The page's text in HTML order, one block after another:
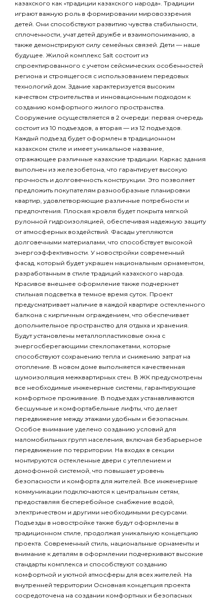
казахского как «традиции казахского народа». Традиции
играют важную роль в формировании мировоззрения
детей. Они способствуют развитию чувства стабильности,
сплоченности, учат детей дружбе и взаимопониманию, а
также демонстрируют силу семейных связей. Дети — наше
будущее. Жилой комплекс Salt состоит из
спроектированного с учетом сейсмических особенностей
региона и строящегося с использованием передовых
технологий дом. Здание характеризуется высоким
качеством строительства и инновационным подходом к
созданию комфортного жилого пространства.
Сооружение осуществляется в 2 очереди: первая очередь
состоит из 10 подъездов, а вторая — из 12 подъездов.
Каждый подъезд будет оформлен в традиционном
казахском стиле и имеет уникальное название,
отражающее различные казахские традиции. Каркас здания
выполнен из железобетона, что гарантирует высокую
прочность и долговечность конструкции. Это позволяет
предложить покупателям разнообразные планировки
квартир, удовлетворяющие различные потребности и
предпочтения. Плоская кровля будет покрыта мягкой
рулонной гидроизоляцией, обеспечивая надежную защиту
от атмосферных воздействий. Фасады утепляются
долговечными материалами, что способствует высокой
энергоэффективности. У новостройки современный
фасад, который будет украшен национальным орнаментом,
разработанным в стиле традиций казахского народа.
Красивое внешнее оформление также подчеркнет
стильная подсветка в темное время суток. Проект
предусматривает наличие в каждой квартире остекленного
балкона с кирпичным ограждением, что обеспечивает
дополнительное пространство для отдыха и хранения.
Будут установлены металлопластиковые окна с
энергосберегающими стеклопакетами, которые
способствуют сохранению тепла и снижению затрат на
отопление. В новом доме выполняется качественная
шумоизоляция межквартирных стен. В ЖК предусмотрены
все необходимые инженерные системы, гарантирующие
комфортное проживание. В подъездах устанавливаются
бесшумные и комфортабельные лифты, что делает
передвижение между этажами удобным и безопасным.
Особое внимание уделено созданию условий для
маломобильных групп населения, включая безбарьерное
передвижение по территории. На входах в секции
монтируются остекленные двери с утеплением и
домофонной системой, что повышает уровень
безопасности и комфорта для жителей. Все инженерные
коммуникации подключаются к центральным сетям,
предоставляя бесперебойное снабжение водой,
электричеством и другими необходимыми ресурсами.
Подъезды в новостройке также будут оформлены в
традиционном стиле, продолжая уникальную концепцию
проекта. Современный стиль, национальные орнаменты и
внимание к деталям в оформлении подчеркивают высокие
стандарты комплекса и способствуют созданию
комфортной и уютной атмосферы для всех жителей. На
внутренней территории Основная концепция проекта
сосредоточена на создании комфортных и безопасных